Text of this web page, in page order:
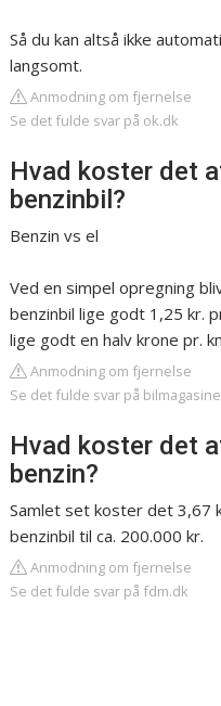
Så du kan altså ikke
langsomt.
Anmodning om fjernelse
Se det fulde svar på ok.dk
Hvad koster det
benzinbil?
Benzin vs el
Ved en simpel opregning
benzinbil lige godt 1,25 kr.
lige godt en halv krone pr.
Anmodning om fjernelse
Se det fulde svar på
Hvad koster det
benzin?
Samlet set koster det 3,67
benzinbil til ca. 200.000 kr.
Anmodning om fjernelse
Se det fulde svar på fdm.dk